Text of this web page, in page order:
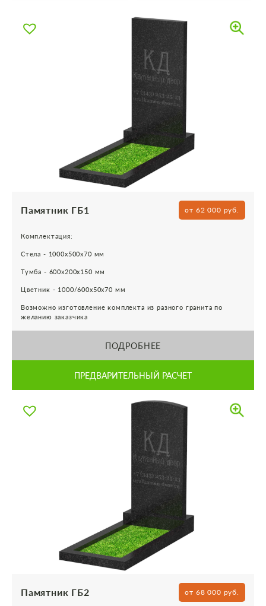
Памятник ГБ1 от 62 000 руб.
Комплектация:
Стела - 1000х500х70 мм
Тумба - 600х200х150 мм
Цветник - 1000/600х50х70 мм
Возможно изготовление комплекта из разного гранита по
желанию заказчика
ПОДРОБНЕЕ
ПРЕДВАРИТЕЛЬНЫЙ РАСЧЕТ
Памятник ГБ2 от 68 000 руб.